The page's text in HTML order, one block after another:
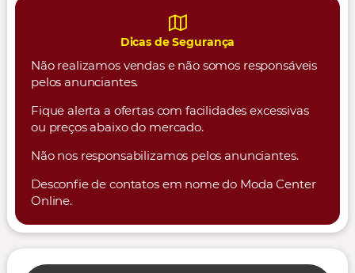
Dicas de Segurança
Não realizamos vendas e não somos responsáveis
pelos anunciantes.
Fique alerta a ofertas com facilidades excessivas
ou preços abaixo do mercado.
Não nos responsabilizamos pelos anunciantes.
Desconfie de contatos em nome do Moda Center
Online.